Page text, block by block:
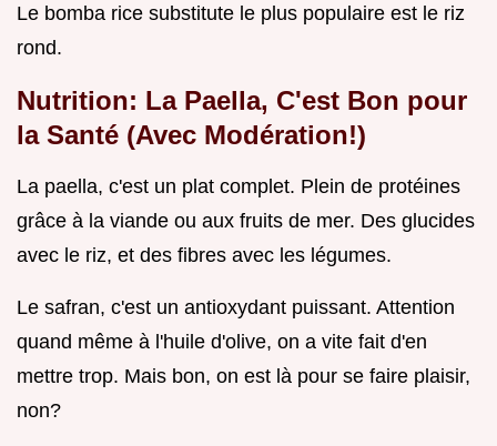
Le bomba rice substitute le plus populaire est le riz
rond.
Nutrition: La Paella, C'est Bon pour
la Santé (Avec Modération!)
La paella, c'est un plat complet. Plein de protéines
grâce à la viande ou aux fruits de mer. Des glucides
avec le riz, et des fibres avec les légumes.
Le safran, c'est un antioxydant puissant. Attention
quand même à l'huile d'olive, on a vite fait d'en
mettre trop. Mais bon, on est là pour se faire plaisir,
non?